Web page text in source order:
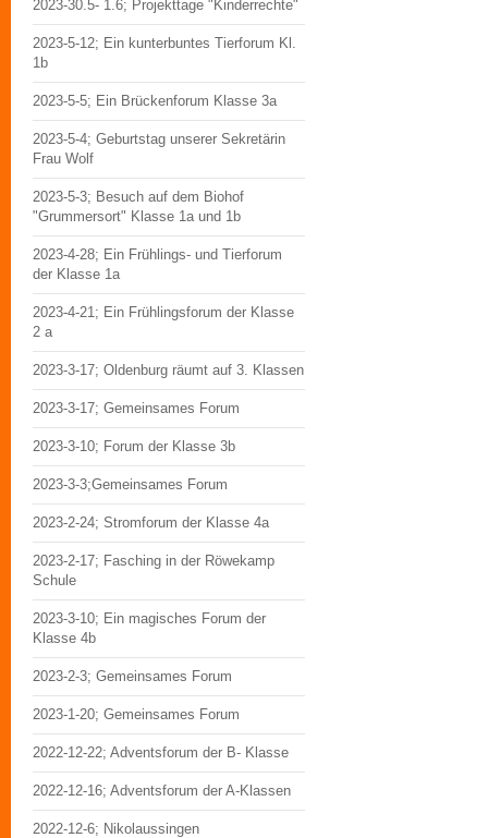
2023-30.5- 1.6; Projekttage "Kinderrechte"
2023-5-12; Ein kunterbuntes Tierforum Kl.
1b
2023-5-5; Ein Brückenforum Klasse 3a
2023-5-4; Geburtstag unserer Sekretärin
Frau Wolf
2023-5-3; Besuch auf dem Biohof
"Grummersort" Klasse 1a und 1b
2023-4-28; Ein Frühlings- und Tierforum
der Klasse 1a
2023-4-21; Ein Frühlingsforum der Klasse
2 a
2023-3-17; Oldenburg räumt auf 3. Klassen
2023-3-17; Gemeinsames Forum
2023-3-10; Forum der Klasse 3b
2023-3-3;Gemeinsames Forum
2023-2-24; Stromforum der Klasse 4a
2023-2-17; Fasching in der Röwekamp
Schule
2023-3-10; Ein magisches Forum der
Klasse 4b
2023-2-3; Gemeinsames Forum
2023-1-20; Gemeinsames Forum
2022-12-22; Adventsforum der B- Klasse
2022-12-16; Adventsforum der A-Klassen
2022-12-6; Nikolaussingen